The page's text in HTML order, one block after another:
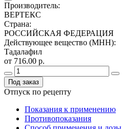
Производитель:
ВЕРТЕКС
Страна:
РОССИЙСКАЯ ФЕДЕРАЦИЯ
Действующее вещество (МНН):
Тадалафил
от 716.00 р.
Под заказ
Отпуск по рецепту
Показания к применению
Противопоказания